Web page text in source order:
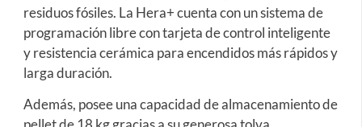
residuos fósiles. La Hera+ cuenta con un sistema de
programación libre con tarjeta de control inteligente
y resistencia cerámica para encendidos más rápidos y
larga duración.
Además, posee una capacidad de almacenamiento de